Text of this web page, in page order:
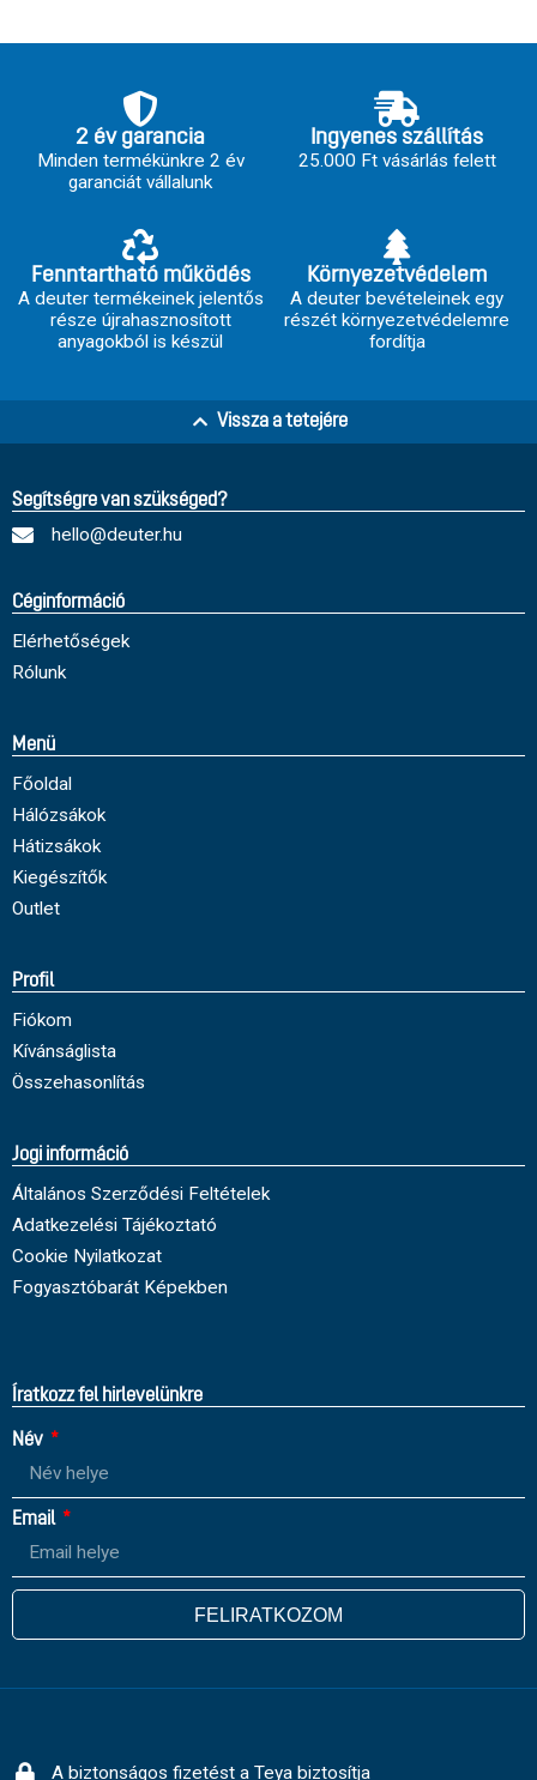
2 év garancia
Minden termékünkre 2 év
garanciát vállalunk
Ingyenes szállítás
25.000 Ft vásárlás felett
Fenntartható működés
A deuter termékeinek jelentős
része újrahasznosított
anyagokból is készül
Környezetvédelem
A deuter bevételeinek egy
részét környezetvédelemre
fordítja
Vissza a tetejére
Segítségre van szükséged?
hello@deuter.hu
Céginformáció
Elérhetőségek
Rólunk
Menü
Főoldal
Hálózsákok
Hátizsákok
Kiegészítők
Outlet
Profil
Fiókom
Kívánságlista
Összehasonlítás
Jogi információ
Általános Szerződési Feltételek
Adatkezelési Tájékoztató
Cookie Nyilatkozat
Fogyasztóbarát Képekben
Íratkozz fel hirlevelünkre
Név
Email
FELIRATKOZOM
A biztonságos fizetést a Teya biztosítja